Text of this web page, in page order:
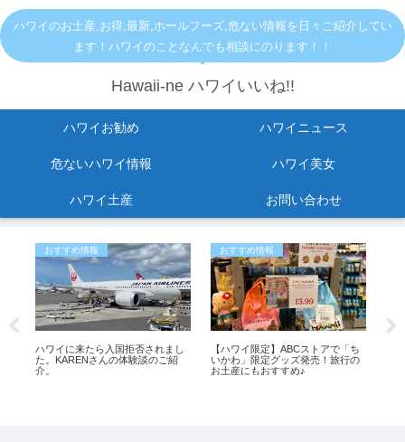
ハワイのお土産,お得,最新,ホールフーズ,危ない情報を日々ご紹介してい
ます！ハワイのことなんでも相談にのります！！
Hawaii-ne ハワイいいね!!
ハワイお勧め ハワイニュース
危ないハワイ情報 ハワイ美女
ハワイ土産 お問い合わせ
おすすめ情報
ハワイに来たら入国拒否されまし
た。KARENさんの体験談のご紹
介。
おすすめ情報
【ハワイ限定】ABCストアで「ち
いかわ」限定グッズ発売！旅行の
お土産にもおすすめ♪